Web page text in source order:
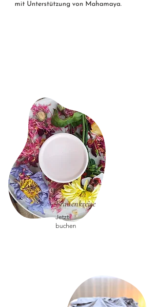
mit Unterstützung von Mahamaya.
Frauenkreise
Jetzt
buchen